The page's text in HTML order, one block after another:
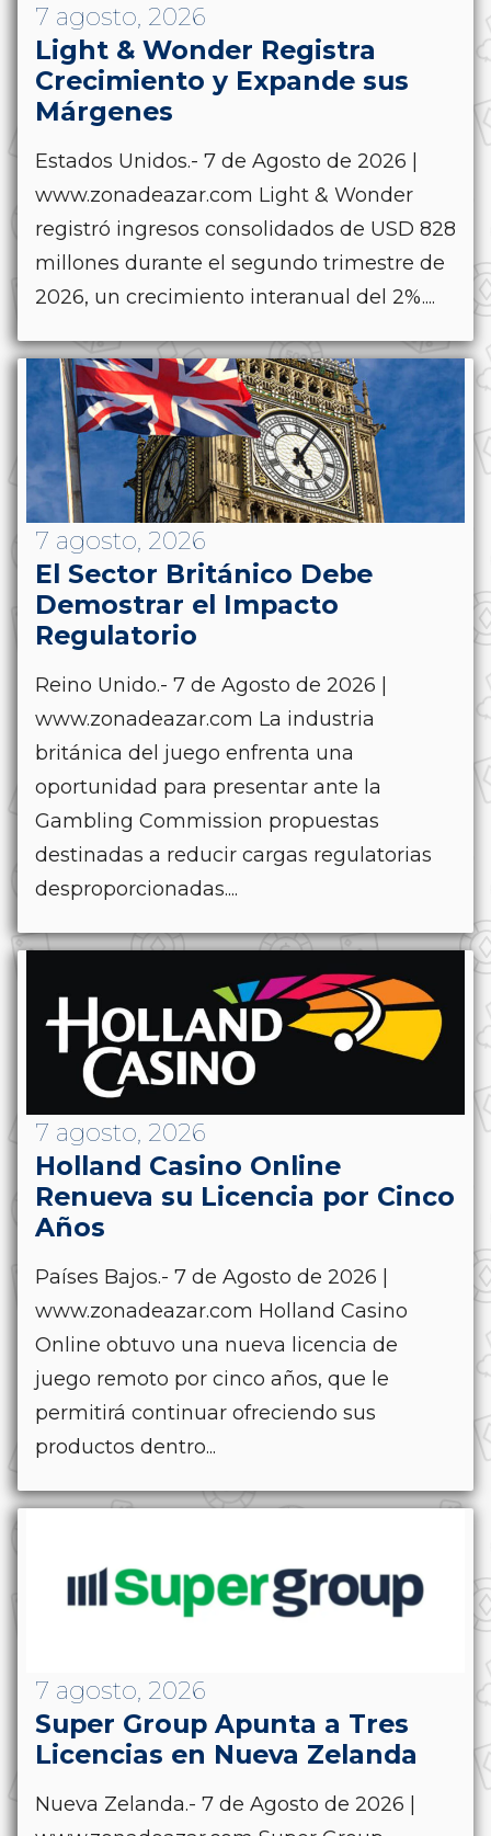
7 agosto, 2026
Light & Wonder Registra
Crecimiento y Expande sus
Márgenes
Estados Unidos.- 7 de Agosto de 2026 |
www.zonadeazar.com Light & Wonder
registró ingresos consolidados de USD 828
millones durante el segundo trimestre de
2026, un crecimiento interanual del 2%....
7 agosto, 2026
El Sector Británico Debe
Demostrar el Impacto
Regulatorio
Reino Unido.- 7 de Agosto de 2026 |
www.zonadeazar.com La industria
británica del juego enfrenta una
oportunidad para presentar ante la
Gambling Commission propuestas
destinadas a reducir cargas regulatorias
desproporcionadas....
7 agosto, 2026
Holland Casino Online
Renueva su Licencia por Cinco
Años
Países Bajos.- 7 de Agosto de 2026 |
www.zonadeazar.com Holland Casino
Online obtuvo una nueva licencia de
juego remoto por cinco años, que le
permitirá continuar ofreciendo sus
productos dentro...
7 agosto, 2026
Super Group Apunta a Tres
Licencias en Nueva Zelanda
Nueva Zelanda.- 7 de Agosto de 2026 |